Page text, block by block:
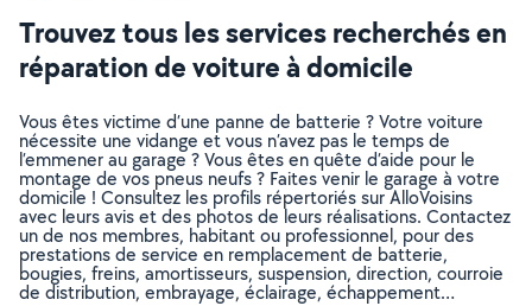
Trouvez tous les services recherchés en
réparation de voiture à domicile
Vous êtes victime d’une panne de batterie ? Votre voiture
nécessite une vidange et vous n’avez pas le temps de
l’emmener au garage ? Vous êtes en quête d’aide pour le
montage de vos pneus neufs ? Faites venir le garage à votre
domicile ! Consultez les profils répertoriés sur AlloVoisins
avec leurs avis et des photos de leurs réalisations. Contactez
un de nos membres, habitant ou professionnel, pour des
prestations de service en remplacement de batterie,
bougies, freins, amortisseurs, suspension, direction, courroie
de distribution, embrayage, éclairage, échappement…